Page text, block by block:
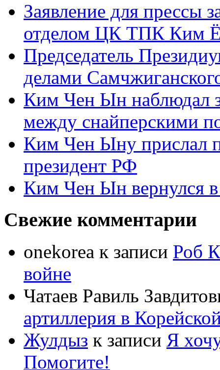
Заявление для прессы
отделом ЦК ТПК Ким
Председатель
делами
Ким Чен Ын наблюдал
между снайперскими
Ким Чен Ыну прислал
президент РФ
Ким Чен Ын вернулся
Свежие комментарии
onekorea к записи Роб
войне
Чатаев Равиль
артиллерия в
Жулдыз к записи Я
Помогите!